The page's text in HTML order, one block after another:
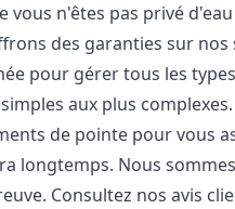
vous n'êtes pas privé
des garanties sur
pour gérer tous les
aux plus
de pointe pour vous
longtemps. Nous
Consultez nos avis